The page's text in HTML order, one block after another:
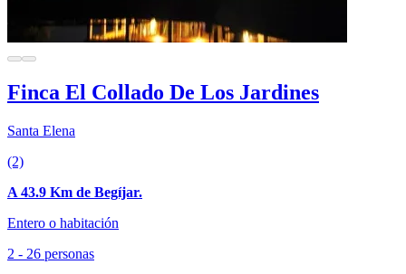
Finca El Collado De Los Jardines
Santa Elena
(2)
A 43.9 Km de Begíjar.
Entero o habitación
2 - 26 personas